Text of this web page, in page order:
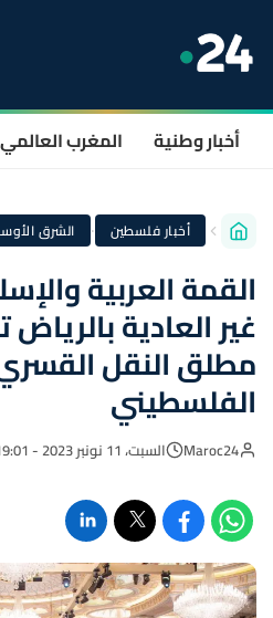
أخبار وطنية المغرب العالمي
أخبار فلسطين · الشرق
القمة العربية
غير العادية
مطلق النقل
الفلسطيني
Maroc24 السبت، 11 نونبر 2023 - 19:01